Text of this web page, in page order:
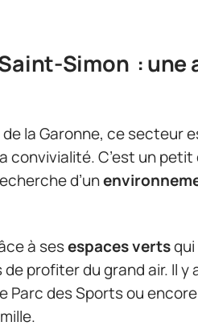
Simon : une
la Garonne, ce secteur
convivialité. C’est un
d’un
à sesespaces verts
profiter du grand air. Il
Parc des Sports ou encore